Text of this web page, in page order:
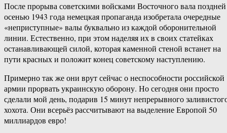
После прорыва советскими войсками Восточного вала поздней
осенью 1943 года немецкая пропаганда изобретала очередные
«неприступные» валы буквально из каждой оборонительной
линии. Естественно, при этом наделяя их в своих статейках
останавливающей силой, которая каменной стеной встанет на
пути красных и положит конец советскому наступлению.
Примерно так же они врут сейчас о неспособности российской
армии прорвать украинскую оборону. Но сегодня они просто
сделали мой день, подарив 15 минут непрерывного
хохота. Они всерьёз рассчитывают на выделение Европой 50
миллиардов евро!